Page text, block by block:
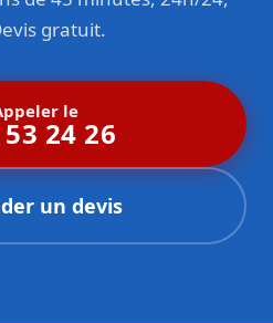
gratuit.
le
24 26
un devis